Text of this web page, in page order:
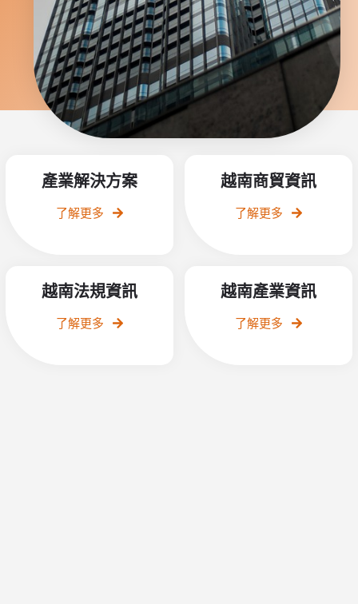
產業解決方案
了解更多
越南商貿資訊
了解更多
越南法規資訊
了解更多
越南產業資訊
了解更多